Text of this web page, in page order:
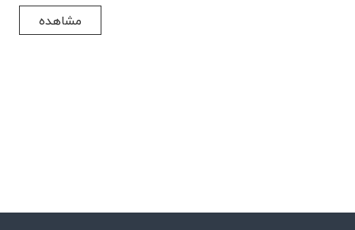
مشاهده